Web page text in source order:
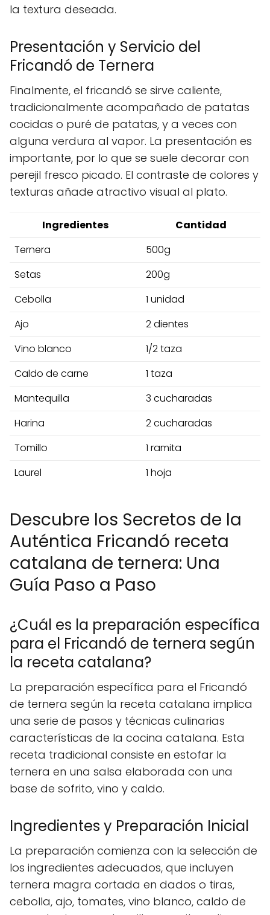
la textura deseada.
Presentación y Servicio del
Fricandó de Ternera
Finalmente, el fricandó se sirve caliente,
tradicionalmente acompañado de patatas
cocidas o puré de patatas, y a veces con
alguna verdura al vapor. La presentación es
importante, por lo que se suele decorar con
perejil fresco picado. El contraste de colores y
texturas añade atractivo visual al plato.
Ingredientes
Cantidad
Ternera
500g
Setas
200g
Cebolla
1 unidad
Ajo
2 dientes
Vino blanco
1/2 taza
Caldo de carne
1 taza
Mantequilla
3 cucharadas
Harina
2 cucharadas
Tomillo
1 ramita
Laurel
1 hoja
Descubre los Secretos de la
Auténtica Fricandó receta
catalana de ternera: Una
Guía Paso a Paso
¿Cuál es la preparación específica
para el Fricandó de ternera según
la receta catalana?
La preparación específica para el Fricandó
de ternera según la receta catalana implica
una serie de pasos y técnicas culinarias
características de la cocina catalana. Esta
receta tradicional consiste en estofar la
ternera en una salsa elaborada con una
base de sofrito, vino y caldo.
Ingredientes y Preparación Inicial
La preparación comienza con la selección de
los ingredientes adecuados, que incluyen
ternera magra cortada en dados o tiras,
cebolla, ajo, tomates, vino blanco, caldo de